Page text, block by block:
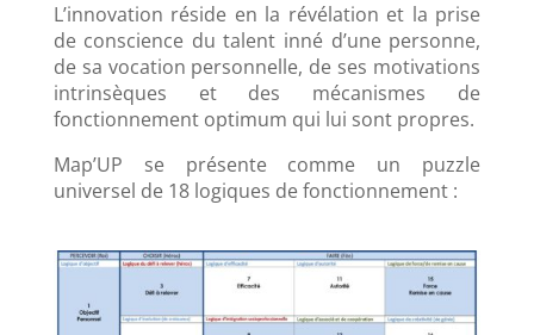
L’innovation réside en la révélation et la prise
de conscience du talent inné d’une personne,
de sa vocation personnelle, de ses motivations
intrinsèques et des mécanismes de
fonctionnement optimum qui lui sont propres.
Map’UP se présente comme un puzzle
universel de 18 logiques de fonctionnement :